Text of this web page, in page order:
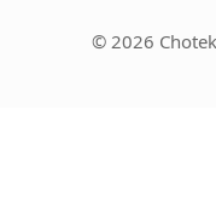
© 2026